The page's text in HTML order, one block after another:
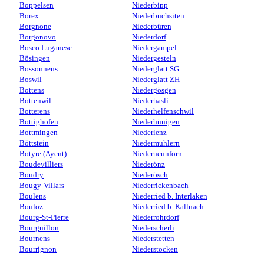
Boppelsen
Borex
Borgnone
Borgonovo
Bosco Luganese
Bösingen
Bossonnens
Boswil
Bottens
Bottenwil
Botterens
Bottighofen
Bottmingen
Böttstein
Botyre (Ayent)
Boudevilliers
Boudry
Bougy-Villars
Boulens
Bouloz
Bourg-St-Pierre
Bourguillon
Bournens
Bourrignon
Niederbipp
Niederbuchsiten
Niederbüren
Niederdorf
Niedergampel
Niedergesteln
Niederglatt SG
Niederglatt ZH
Niedergösgen
Niederhasli
Niederhelfenschwil
Niederhünigen
Niederlenz
Niedermuhlern
Niederneunforn
Niederönz
Niederösch
Niederrickenbach
Niederried b. Interlaken
Niederried b. Kallnach
Niederrohrdorf
Niederscherli
Niederstetten
Niederstocken